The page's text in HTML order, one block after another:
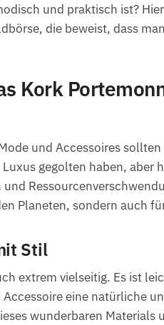
und praktisch ist?
die beweist, dass
Kork
und Accessoires
gegolten haben, aber
Planeten, sondern auch
Stil
extrem vielseitig. Es ist
eine natürliche
wunderbaren Materials